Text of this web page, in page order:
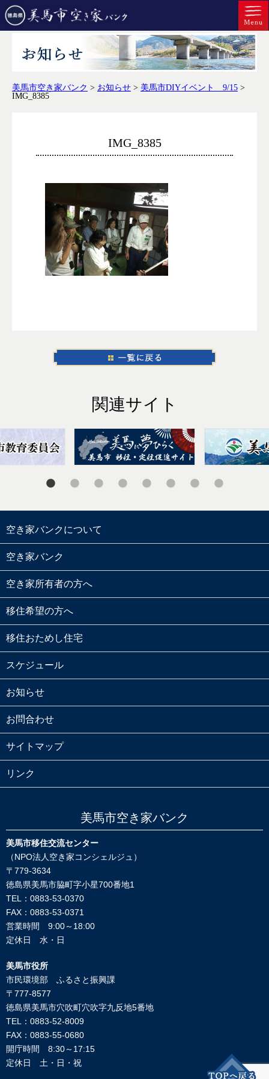
美馬市空き家バンク > お知らせ > 美馬市DIYイベント 9/15 >
IMG_8385
IMG_8385
関連サイト
空き家バンクについて
空き家バンク
空き家所有者の方へ
移住希望の方へ
移住おためし住宅
スケジュール
お知らせ
お問合わせ
サイトマップ
リンク
美馬市空き家バンク
美馬市移住交流センター
（NPO法人空き家コンシェルジュ）
〒779-3634
徳島県美馬市脇町字小星700番地1
TEL：0883-53-0370
FAX：0883-53-0371
営業時間 9:00～18:00
定休日 水・日
美馬市役所
市民環境部 ふるさと振興課
〒777-8577
徳島県美馬市穴吹町穴吹字九反地5番地
TEL：0883-52-8009
FAX：0883-55-0680
開庁時間 8:30～17:15
定休日 土・日・祝